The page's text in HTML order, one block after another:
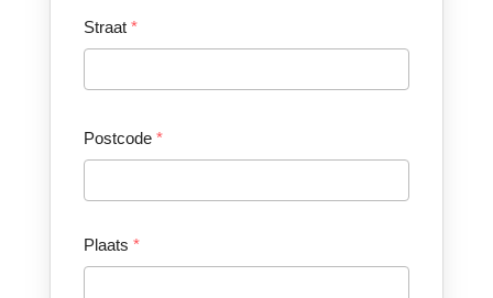
Straat *
Postcode *
Plaats *